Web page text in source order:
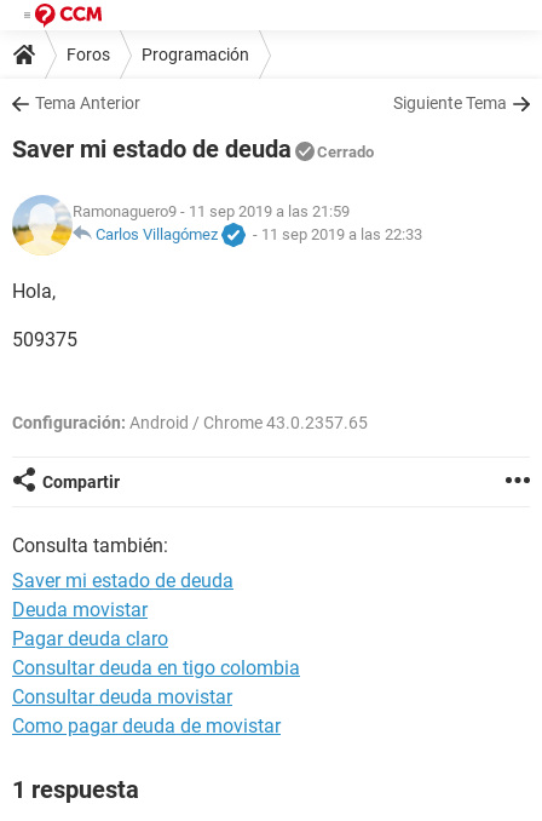
Foros Programación
Tema Anterior Siguiente Tema
Saver mi estado de deuda Cerrado
Ramonaguero9 - 11 sep 2019 a las 21:59
Carlos Villagómez
- 11 sep 2019 a las 22:33
Hola,
509375
Configuración: Android / Chrome 43.0.2357.65
Compartir
Consulta también:
Saver mi estado de deuda
Deuda movistar
Pagar deuda claro
Consultar deuda en tigo colombia
Consultar deuda movistar
Como pagar deuda de movistar
1 respuesta